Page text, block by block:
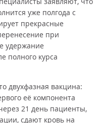
уже полгода с
прекрасные
при
удержание
полного курса
двухфазная вакцина:
её компонента
21 день пациенты,
сдают кровь на